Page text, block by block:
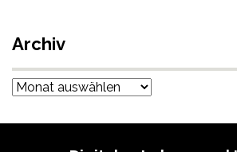
Archiv
Archiv